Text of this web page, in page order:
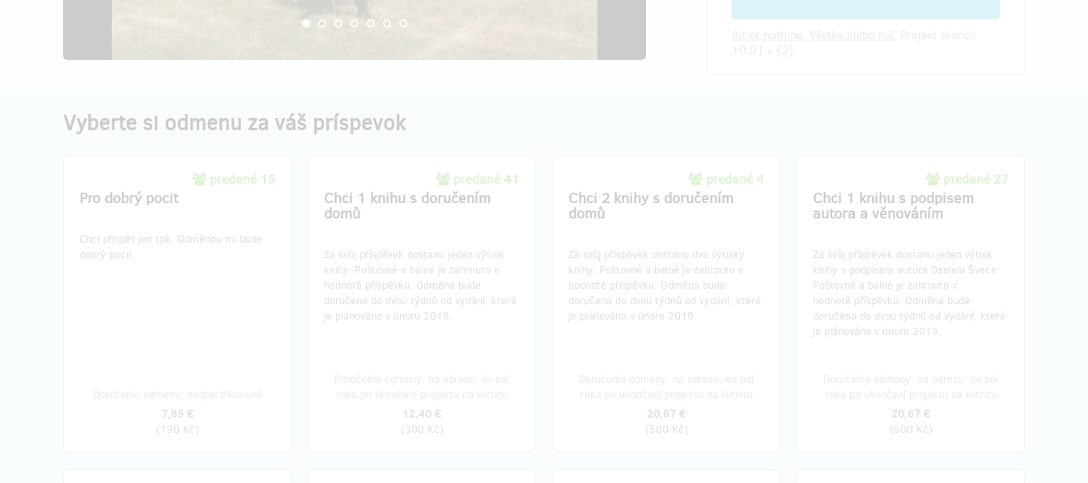
Vyberte si odmenu za váš príspevok
predané 15
Pro dobrý pocit
Chci přispět jen tak. Odměnou mi bude
dobrý pocit.
7,85 €
(190 Kč)
predané 41
Chci 1 knihu s doručením
domů
Za svůj příspěvek dostanu jeden výtisk
knihy. Poštovné a balné je zahrnuto v
hodnotě příspěvku. Odměna bude
doručena do dvou týdnů od vydání, které
je plánováno v únoru 2019.
12,40 €
(300 Kč)
predané 4
Chci 2 knihy s doručením
domů
Za svůj příspěvek dostanu dva výtisky
knihy. Poštovné a balné je zahrnuto v
hodnotě příspěvku. Odměna bude
doručena do dvou týdnů od vydání, které
je plánováno v únoru 2019.
20,67 €
(500 Kč)
predané 27
Chci 1 knihu s podpisem
autora a věnováním
Za svůj příspěvek dostanu jeden výtisk
knihy s podpisem autora Daniela Švece.
Poštovné a balné je zahrnuto v
hodnotě příspěvku. Odměna bude
doručena do dvou týdnů od vydání, které
je plánováno v únoru 2019.
20,67 €
(500 Kč)